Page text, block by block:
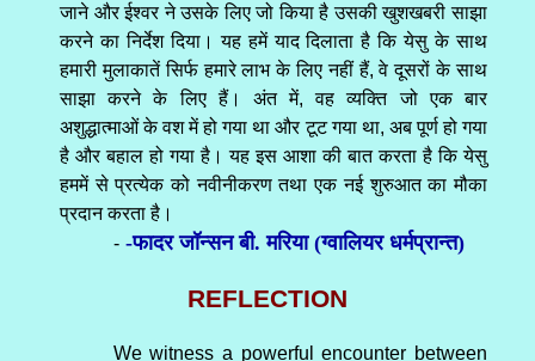
जाने और ईश्वर ने उसके लिए जो किया है उसकी खुशखबरी साझा
करने का निर्देश दिया। यह हमें याद दिलाता है कि येसु के साथ
हमारी मुलाकातें सिर्फ हमारे लाभ के लिए नहीं हैं, वे दूसरों के साथ
साझा करने के लिए हैं। अंत में, वह व्यक्ति जो एक बार
अशुद्धात्माओं के वश में हो गया था और टूट गया था, अब पूर्ण हो गया
है और बहाल हो गया है। यह इस आशा की बात करता है कि येसु
हममें से प्रत्येक को नवीनीकरण तथा एक नई शुरुआत का मौका
प्रदान करता है।
--फादर जॉन्सन बी. मरिया (ग्वालियर धर्मप्रान्त)
REFLECTION
We witness a powerful encounter between